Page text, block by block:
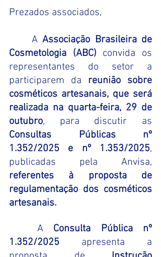
Prezados associados,
	A
Associação Brasileira de
Cosmetologia (ABC) convida os
representantes do setor a
participarem da reunião sobre
cosméticos artesanais, que será
realizada na quarta-feira, 29 de
outubro
Consultas Públicas nº
1.352/2025 e nº 1.353/2025,
referentes à proposta de
regulamentação dos cosméticos
artesanais.
	A
Consulta Pública nº
1.352/2025 apresenta a